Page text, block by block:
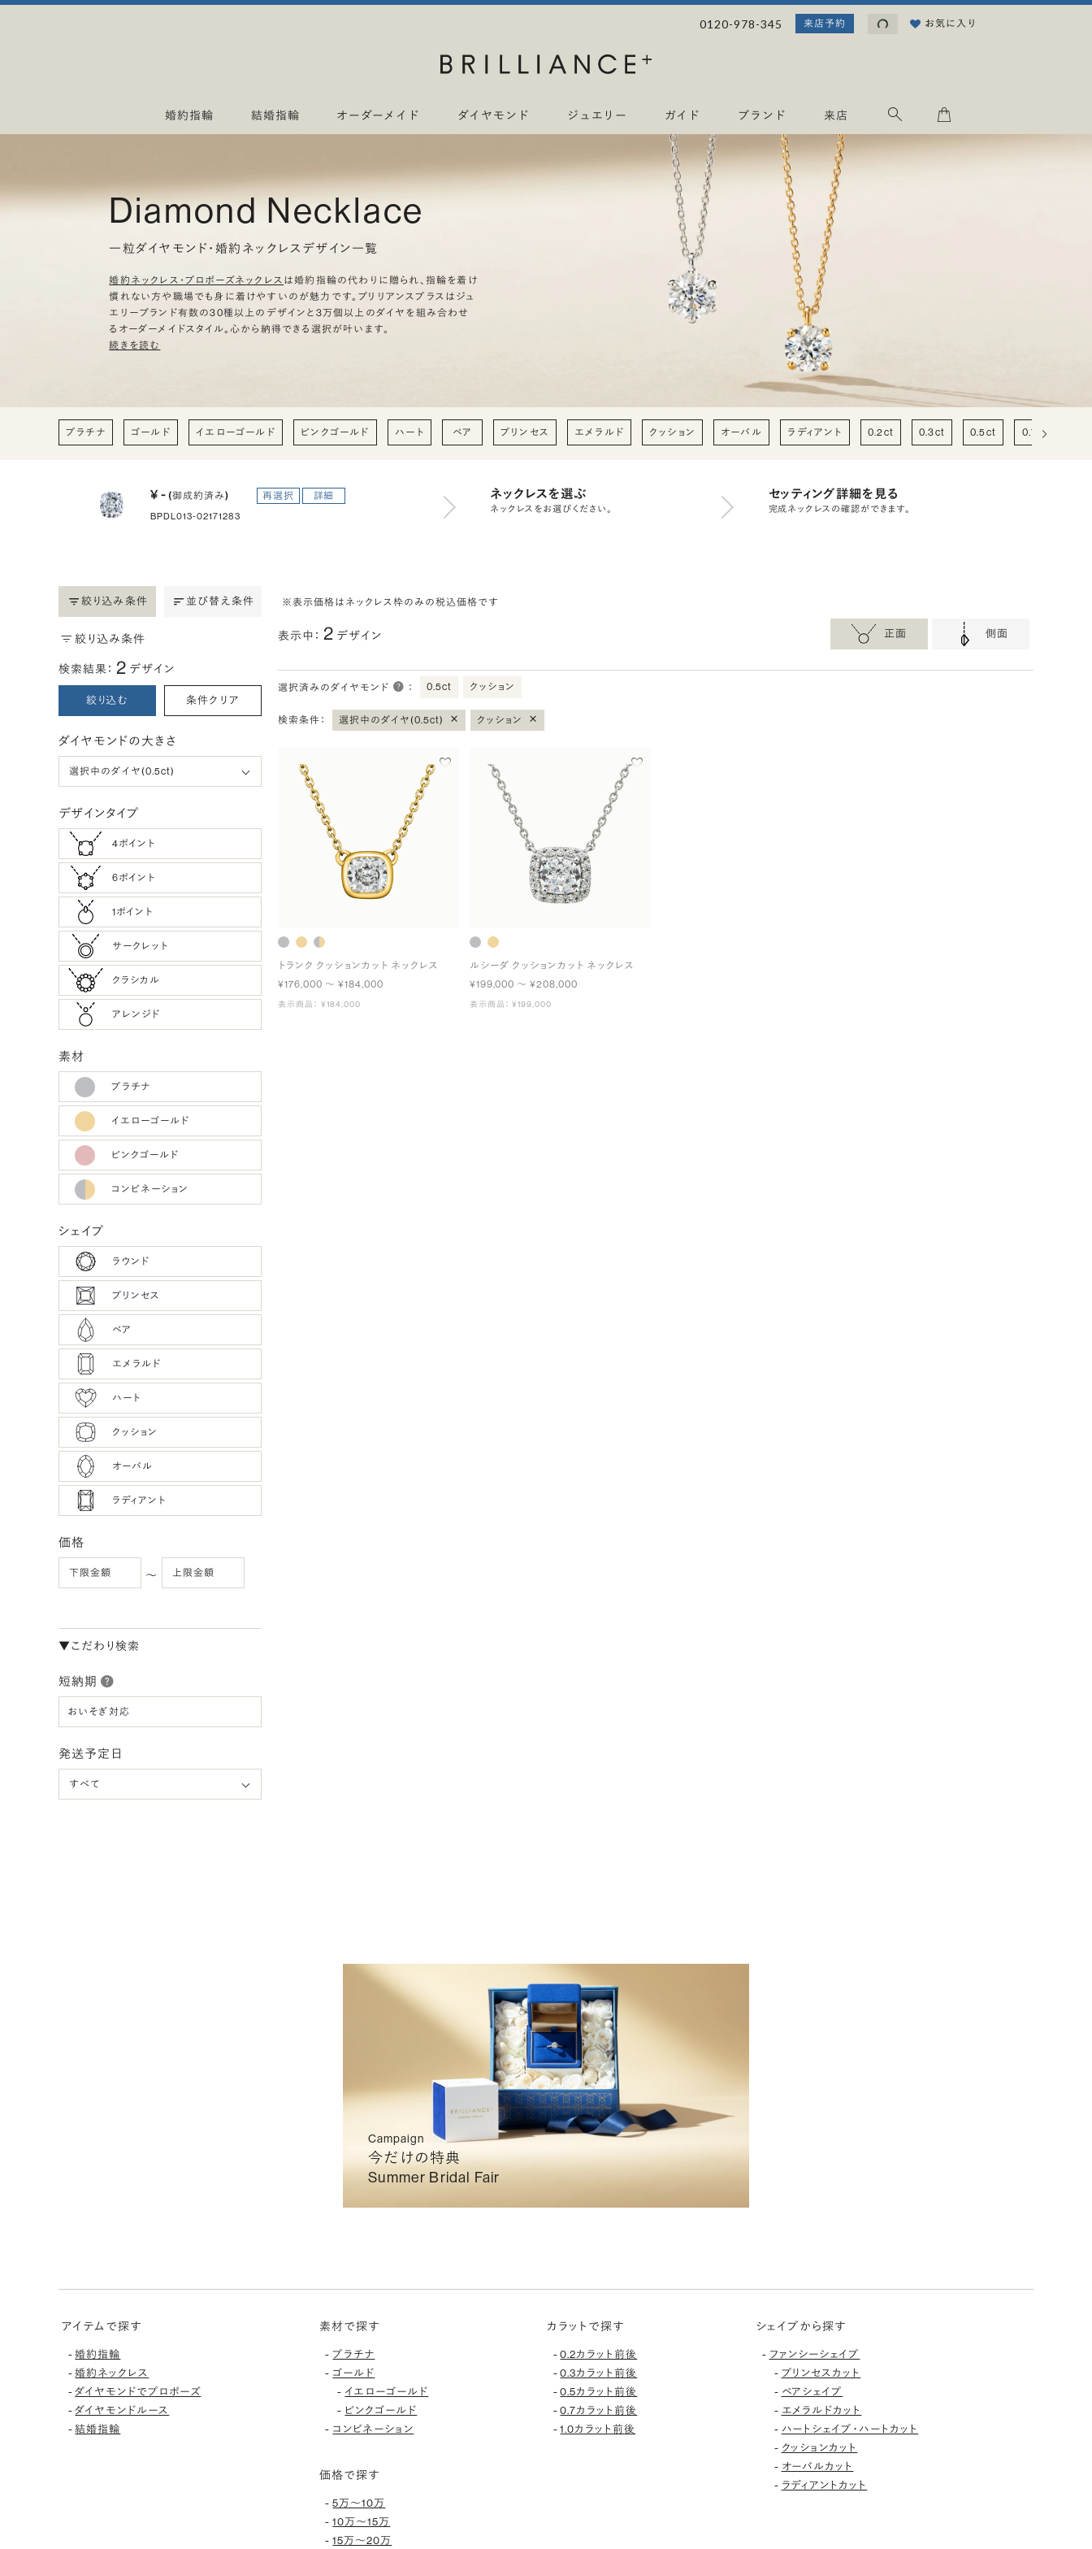
0120-978-345 来店予約
.
.
お気に入り
婚約指輪 結婚指輪 オーダーメイド ダイヤモンド ジュエリー ガイド ブランド 来店
Diamond Necklace
一粒ダイヤモンド・婚約ネックレスデザイン一覧
婚約ネックレス・プロポーズネックレス は婚約指輪の代わりに贈られ、指輪を着け
慣れない方や職場でも身に着けやすいのが魅力です。ブリリアンスプラスはジュ
エリーブランド有数の30種以上のデザインと3万個以上のダイヤを組み合わせ
るオーダーメイドスタイル。心から納得できる選択が叶います。
続きを読む
プラチナ ゴールド イエローゴールド ピンクゴールド ハート ペア プリンセス エメラルド クッション オーバル ラディアント 0.2ct 0.3ct 0.5ct 0.7ct
¥ - (御成約済み) 再選択 詳細
BPDL013-02171283
ネックレスを選ぶ
ネックレスをお選びください。
セッティング詳細を見る
完成ネックレスの確認ができます。
絞り込み条件 並び替え条件
絞り込み条件
検索結果： 2 デザイン
絞り込む 条件クリア
ダイヤモンドの大きさ
デザインタイプ
4ポイント
6ポイント
1ポイント
サークレット
クラシカル
アレンジド
素材
プラチナ
イエローゴールド
ピンクゴールド
コンビネーション
シェイプ
ラウンド
プリンセス
ペア
エメラルド
ハート
クッション
オーバル
ラディアント
価格
〜
▼こだわり検索
短納期
おいそぎ対応
発送予定日
※表示価格はネックレス枠のみの税込価格です
表示中： 2 デザイン 正面 側面
選択済みのダイヤモンド ： 0.5ct クッション
検索条件： 選択中のダイヤ(0.5ct) × クッション ×
トランク クッションカット ネックレス
¥176,000 〜 ¥184,000
表示商品： ¥184,000
ルシーダ クッションカット ネックレス
¥199,000 〜 ¥208,000
表示商品： ¥199,000
Campaign
今だけの特典
Summer Bridal Fair
アイテムで探す
-婚約指輪
-婚約ネックレス
-ダイヤモンドでプロポーズ
-ダイヤモンドルース
-結婚指輪
素材で探す
- プラチナ
- ゴールド
- イエローゴールド
- ピンクゴールド
- コンビネーション
価格で探す
-5万〜10万
-10万〜15万
-15万〜20万
カラットで探す
-0.2カラット前後
-0.3カラット前後
-0.5カラット前後
-0.7カラット前後
-1.0カラット前後
シェイプから探す
- ファンシーシェイプ
- プリンセスカット
- ペアシェイプ
- エメラルドカット
- ハートシェイプ・ハートカット
- クッションカット
- オーバルカット
- ラディアントカット